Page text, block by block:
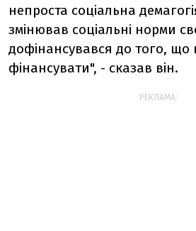
непроста соціальна
змінював соціальні норми
дофінансувався до того, що
фінансувати", - сказав він.
РЕКЛАМА: